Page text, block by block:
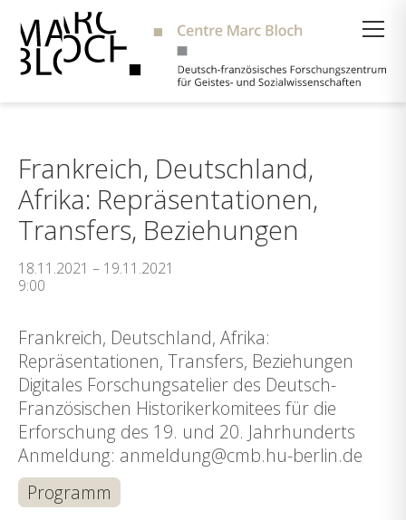
Frankreich, Deutschland,
Afrika: Repräsentationen,
Transfers, Beziehungen
18.11.2021 – 19.11.2021
9:00
Frankreich, Deutschland, Afrika:
Repräsentationen, Transfers, Beziehungen
Digitales Forschungsatelier des Deutsch-
Französischen Historikerkomitees für die
Erforschung des 19. und 20. Jahrhunderts
Anmeldung: anmeldung@cmb.hu-berlin.de
Programm